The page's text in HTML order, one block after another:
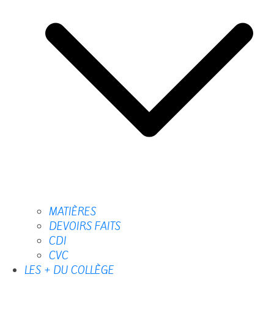
MATIÈRES
DEVOIRS FAITS
CDI
CVC
LES + DU COLLÈGE